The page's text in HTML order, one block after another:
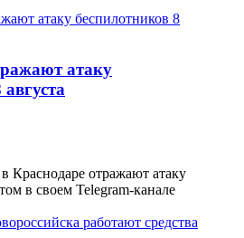
атаку
Краснодаре отражают атаку
в своем Telegram-канале